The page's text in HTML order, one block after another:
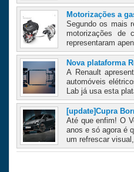
Motorizações a
Segundo os mais
motorizações de
representaram
Nova plataforma
A Renault
automóveis
Lab já usa esta
[update]Cupra
Até que enfim! O
anos e só agora é
um refrescar